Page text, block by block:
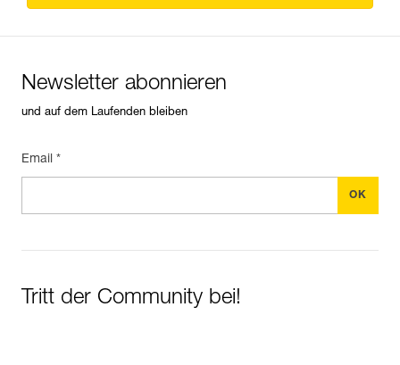
Newsletter abonnieren
und auf dem Laufenden bleiben
Email *
Tritt der Community bei!